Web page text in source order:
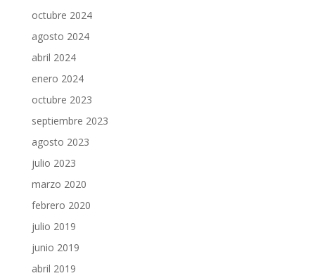
octubre 2024
agosto 2024
abril 2024
enero 2024
octubre 2023
septiembre 2023
agosto 2023
julio 2023
marzo 2020
febrero 2020
julio 2019
junio 2019
abril 2019